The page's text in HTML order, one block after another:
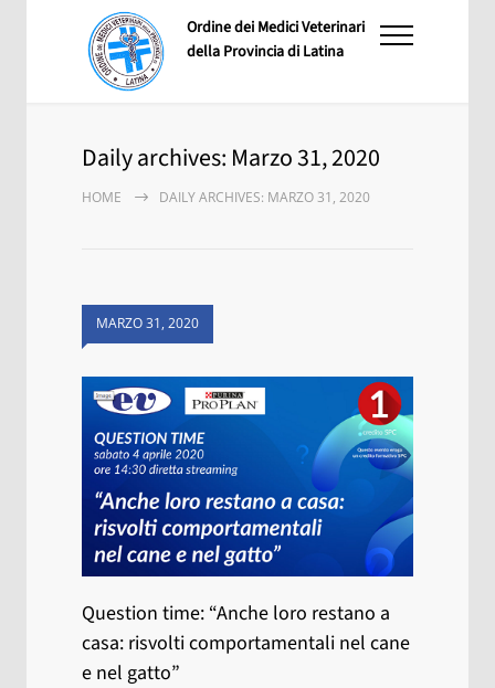
Ordine dei Medici Veterinari
della Provincia di Latina
Daily archives: Marzo 31, 2020
HOME DAILY ARCHIVES: MARZO 31, 2020
MARZO 31, 2020
Question time: “Anche loro restano a
casa: risvolti comportamentali nel cane
e nel gatto”